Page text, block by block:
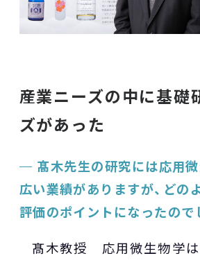
産業ニーズの中に基礎
ズがあった
髙木先生の研究には応用
広い業績がありますが、どの
評価のポイントになったので
髙木教授 応用微生物学は